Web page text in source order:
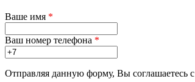
Ваше имя *
Ваш номер телефона *
Отправляя данную форму, Вы соглашаетесь с